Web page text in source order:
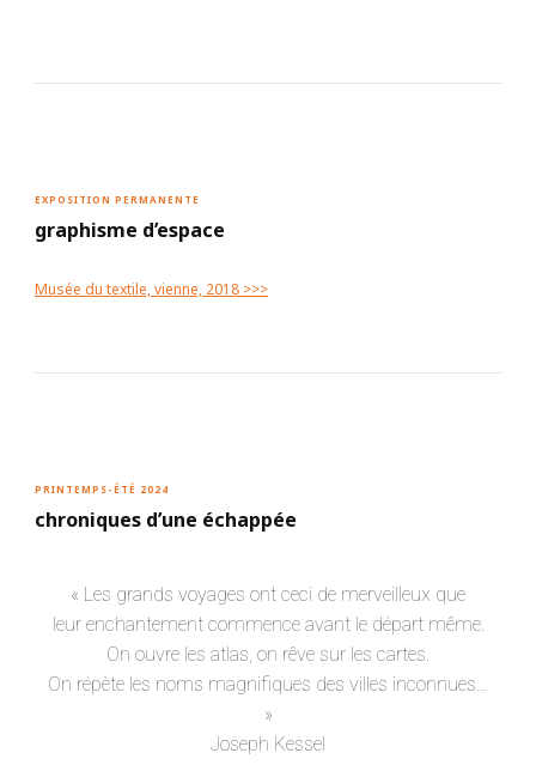
EXPOSITION PERMANENTE
graphisme d’espace
Musée du textile, vienne, 2018 >>>
PRINTEMPS-ÉTÉ 2024
chroniques d’une échappée
« Les grands voyages ont ceci de merveilleux que
leur enchantement commence avant le départ même.
On ouvre les atlas, on rêve sur les cartes.
On répète les noms magnifiques des villes inconnues…
»
Joseph Kessel